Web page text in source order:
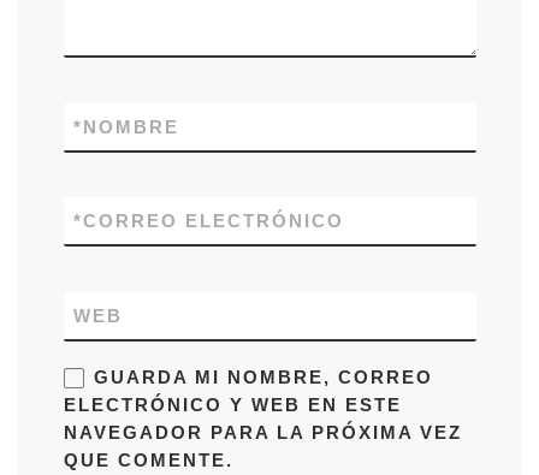
NOMBRE
*
CORREO ELECTRÓNICO
*
WEB
GUARDA MI NOMBRE, CORREO
ELECTRÓNICO Y WEB EN ESTE
NAVEGADOR PARA LA PRÓXIMA VEZ
QUE COMENTE.